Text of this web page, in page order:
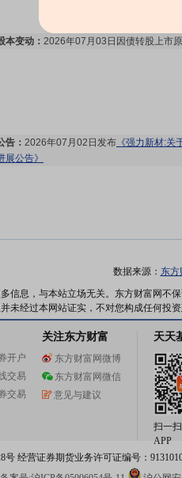
本变动： 2026年07月03日因债转股上市
告： 2026年07月02日发布 《强力新材:
展公告》
股本变动：2026年06月30日因债转股上市原
《强力新材:常
司相关债券2026年跟踪评级报告》
数据来源： 东方
信息，与本站立场无关。东方财富网
未经过本网站证实，不对您构成任何投资
开户
交易
交易
关注东方财富
东方财富网微博
东方财富网微信
意见与建议
天天
扫一
APP
经营证券期货业务许可证编号：